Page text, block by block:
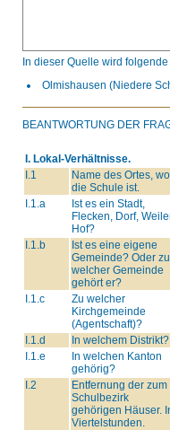
In dieser Quelle wird
Olmishausen (Niedere
BEANTWORTUNG DER
I. Lokal-Verhältnisse.
I.1
Name des Ortes, wo
die Schule ist.
I.1.a
Ist es ein Stadt,
Flecken, Dorf,
Hof?
I.1.b
Ist es eine eigene
Gemeinde? Oder zu
welcher Gemeinde
gehört er?
I.1.c
Zu welcher
Kirchgemeinde
(Agentschaft)?
I.1.d
In welchem Distrikt?
I.1.e
In welchen Kanton
gehörig?
I.2
Entfernung der zum
Schulbezirk
gehörigen Häuser.
Viertelstunden.